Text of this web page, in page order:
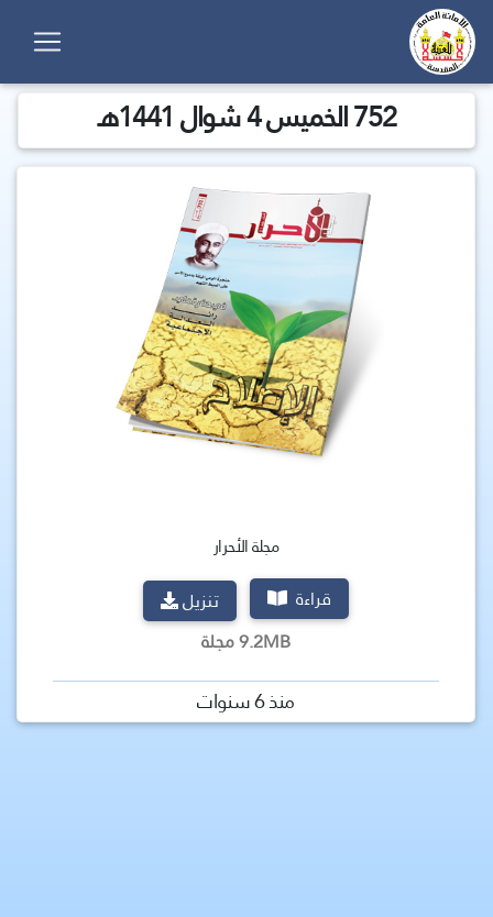
752 الخميس 4 شوال 1441هـ
مجلة الأحرار
قراءة
تنزيل
9.2MB مجلة
منذ 6 سنوات